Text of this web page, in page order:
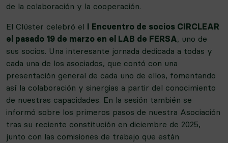
de la colaboración y la cooperación.
El Clúster celebró el I Encuentro de socios CIRCLEAR
el pasado 19 de marzo en el LAB de FERSA, uno de
sus socios. Una interesante jornada dedicada a todas y
cada una de los asociados, que contó con una
presentación general de cada uno de ellos, fomentando
así la colaboración y sinergias a partir del conocimiento
de nuestras capacidades. En la sesión también se
informó sobre los primeros pasos de nuestra Asociación
tras su reciente constitución en diciembre de 2025,
junto con las comisiones de trabajo que están